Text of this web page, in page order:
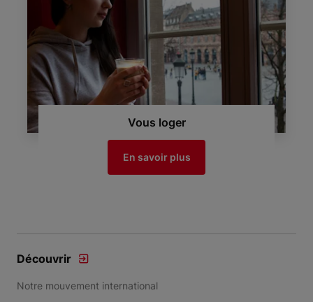
Vous loger
En savoir plus
Découvrir
Notre mouvement international